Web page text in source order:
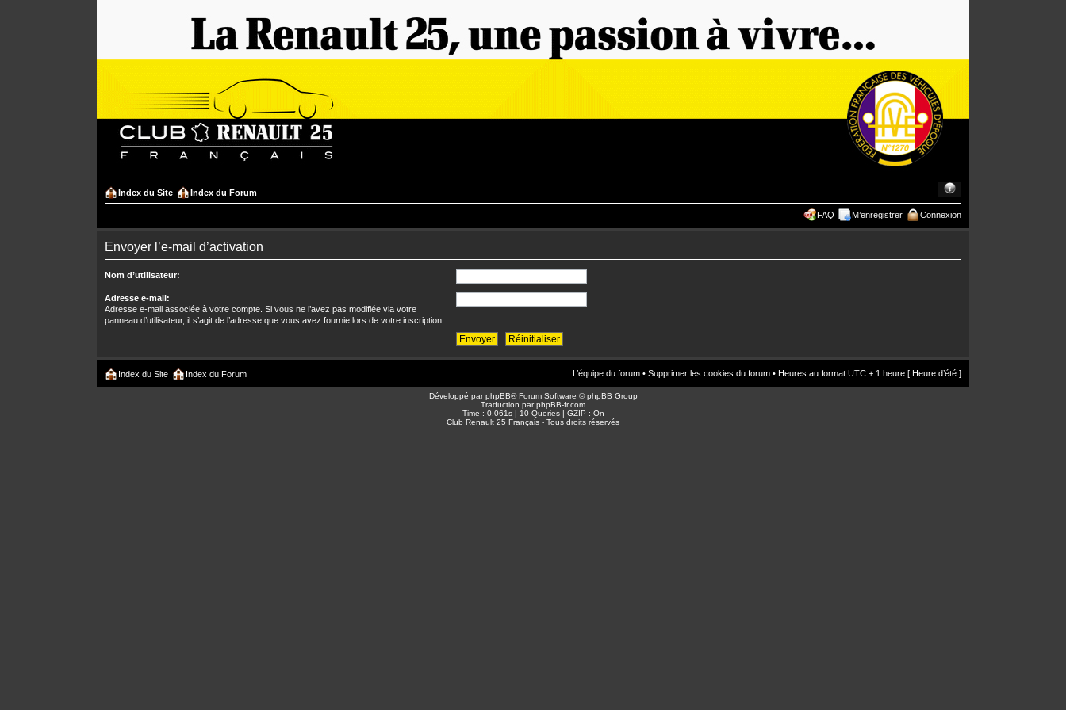
Index du Site Index du Forum
FAQ M’enregistrer Connexion
Envoyer l’e-mail d’activation
Nom d’utilisateur:
Adresse e-mail:
Adresse e-mail associée à votre compte. Si vous ne l’avez pas modifiée via votre
panneau d’utilisateur, il s’agit de l’adresse que vous avez fournie lors de votre inscription.
Index du Site Index du Forum L’équipe du forum • Supprimer les cookies du forum • Heures au format UTC + 1 heure [ Heure d’été ]
Développé parphpBB® Forum Software © phpBB Group
Traduction parphpBB-fr.com
Time : 0.061s | 10 Queries | GZIP : On
Club Renault 25 Français - Tous droits réservés